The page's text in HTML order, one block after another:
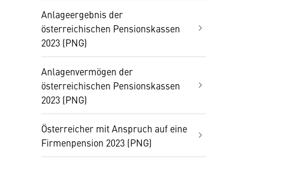
Anlageergebnis der
österreichischen Pensionskassen
2023 (PNG)
Anlagenvermögen der
österreichischen Pensionskassen
2023 (PNG)
Österreicher mit Anspruch auf eine
Firmenpension 2023 (PNG)